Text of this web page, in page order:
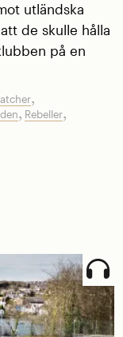
utländska
de skulle hålla
på en
,
, Rebeller,